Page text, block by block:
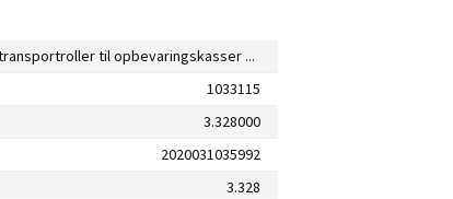
Gamma Wopla transportroller til opbevaringskasser med bremse
1033115
3.328000
2020031035992
3.328